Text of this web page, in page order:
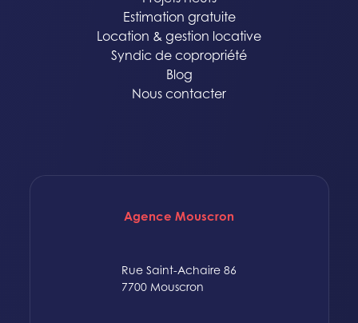
Estimation gratuite
Location & gestion locative
Syndic de copropriété
Blog
Nous contacter
Agence Mouscron
Rue Saint-Achaire 86
7700 Mouscron